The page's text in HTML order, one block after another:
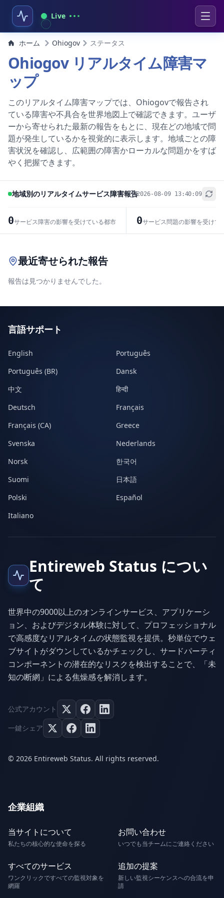
Live
ホーム Ohiogov ステータス
Ohiogov リアルタイム障害マ
ップ
このリアルタイム障害マップでは、Ohiogovで報告され
ている障害や不具合を世界地図上で確認できます。ユーザ
ーから寄せられた最新の報告をもとに、現在どの地域で問
題が発生しているかを視覚的に表示します。地域ごとの障
害状況を確認し、広範囲の障害かローカルな問題かをすば
やく把握できます。
地域別のリアルタイムサービス障害報告2026-08-09 13:40:09
0サービス障害の影響を受けている都市 0サービス問題の影響を受けて
+
最近寄せられた報告
報告は見つかりませんでした。
言語サポート
English
Português
Português (BR)
Dansk
中文
हिन्दी
Deutsch
Français
Français (CA)
Greece
Svenska
Nederlands
Norsk
한국어
Suomi
日本語
Polski
Español
Italiano
Entireweb Status につい
て
世界中の9000以上のオンラインサービス、アプリケーシ
ョン、およびデジタル体験に対して、プロフェッショナル
で高感度なリアルタイムの状態監視を提供。秒単位でウェ
ブサイトがダウンしているかチェックし、サードパーティ
コンポーネントの潜在的なリスクを検出することで、「未
知の断網」による焦燥感を解消します。
公式アカウント
一鍵シェア
© 2026 Entireweb Status. All rights reserved.
企業組織
当サイトについて
私たちの核心的な使命を探る
お問い合わせ
いつでも当チームにご連絡ください
すべてのサービス
ワンクリックですべての監視対象を
網羅
追加の提案
新しい監視シーケンスへの合流を申
請